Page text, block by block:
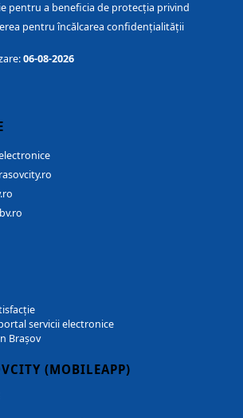
pentru a beneficia de protecția privind
pentru încălcarea confidențialității
06-08-2026
servicii electronice
Brașov
(MOBILEAPP)